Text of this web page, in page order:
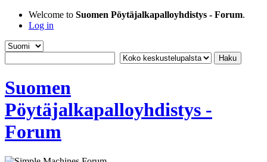
Welcome to Suomen Pöytäjalkapalloyhdistys - Forum.
Log in
Suomen
Pöytäjalkapalloyhdistys -
Forum